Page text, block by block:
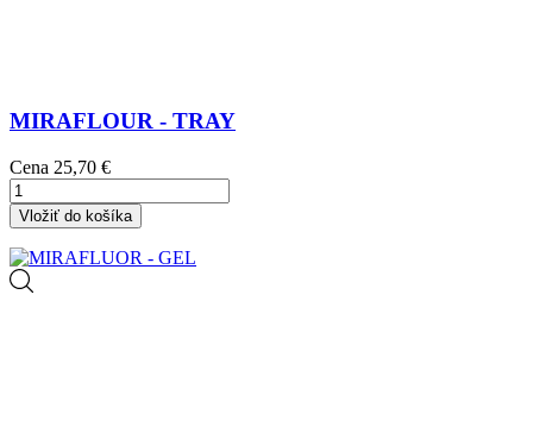
MIRAFLOUR - TRAY
Cena 25,70 €
Vložiť do košíka